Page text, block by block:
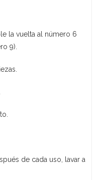
la vuelta al número 6
9).
de cada uso, lavar a